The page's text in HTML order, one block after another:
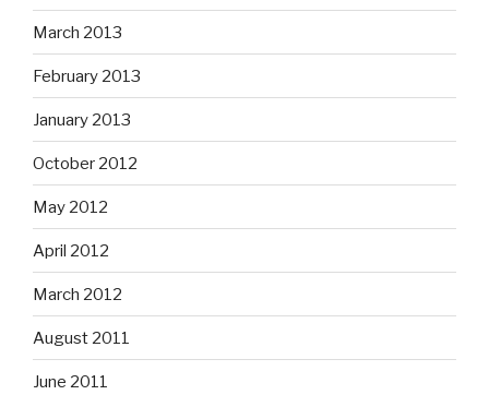
March 2013
February 2013
January 2013
October 2012
May 2012
April 2012
March 2012
August 2011
June 2011